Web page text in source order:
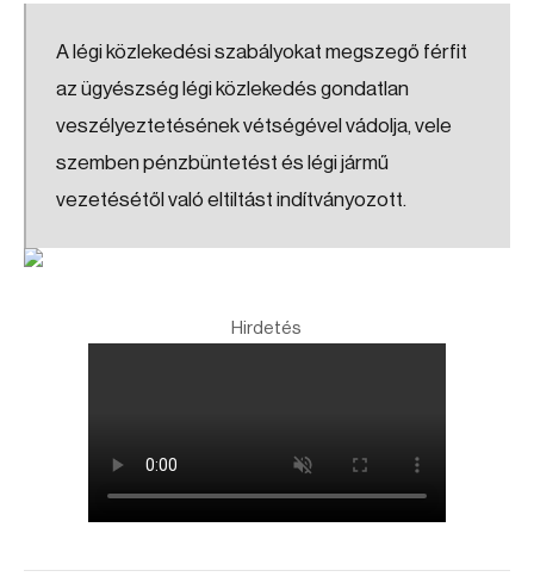
A légi közlekedési szabályokat megszegő férfit
az ügyészség légi közlekedés gondatlan
veszélyeztetésének vétségével vádolja, vele
szemben pénzbüntetést és légi jármű
vezetésétől való eltiltást indítványozott.
Hirdetés